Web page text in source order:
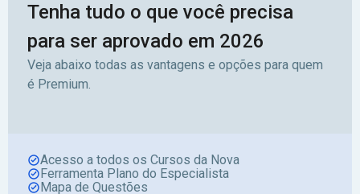
Tenha tudo o que você precisa
para ser aprovado em 2026
Veja abaixo todas as vantagens e opções para quem
é Premium.
Acesso a todos os Cursos da Nova
Ferramenta Plano do Especialista
Mapa de Questões